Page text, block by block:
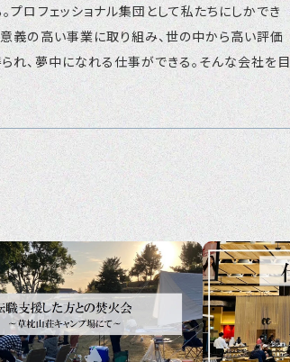
ロフェッショナル集団として私たちにしかでき
義の高い事業に取り組み、世の中から高い評価
れ、夢中になれる仕事ができる。そんな会社を目